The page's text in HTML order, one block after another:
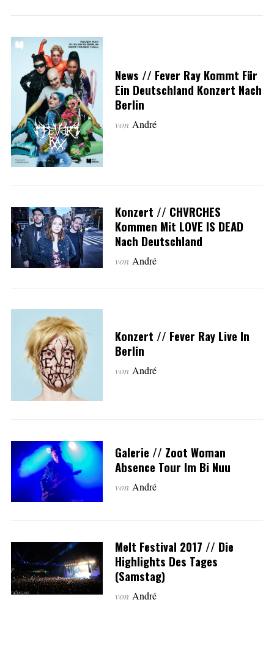
News // Fever Ray Kommt Für
Ein Deutschland Konzert Nach
Berlin
von André
Konzert // CHVRCHES
Kommen Mit LOVE IS DEAD
Nach Deutschland
von André
Konzert // Fever Ray Live In
Berlin
von André
Galerie // Zoot Woman
Absence Tour Im Bi Nuu
von André
Melt Festival 2017 // Die
Highlights Des Tages
(Samstag)
von André